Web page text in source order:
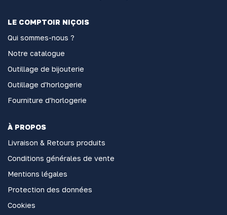
LE COMPTOIR NIÇOIS
Qui sommes-nous ?
Notre catalogue
Outillage de bijouterie
Outillage d'horlogerie
Fourniture d'horlogerie
À PROPOS
Livraison & Retours produits
Conditions générales de vente
Mentions légales
Protection des données
Cookies